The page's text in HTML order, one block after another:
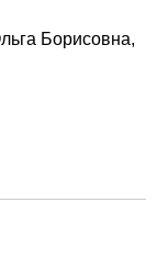
Борисовна,